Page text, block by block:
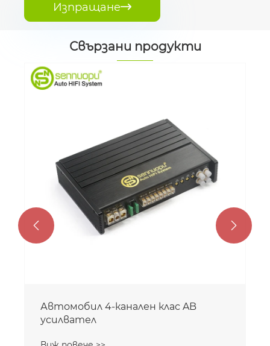
Изпращане
Свързани продукти
Автомобил 4-канален клас AB
усилвател
 